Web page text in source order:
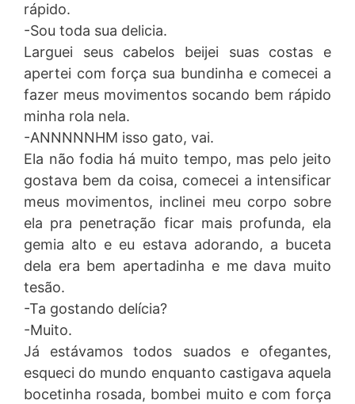
rápido.
-Sou toda sua delicia.
Larguei seus cabelos beijei suas costas e
apertei com força sua bundinha e comecei a
fazer meus movimentos socando bem rápido
minha rola nela.
-ANNNNNHM isso gato, vai.
Ela não fodia há muito tempo, mas pelo jeito
gostava bem da coisa, comecei a intensificar
meus movimentos, inclinei meu corpo sobre
ela pra penetração ficar mais profunda, ela
gemia alto e eu estava adorando, a buceta
dela era bem apertadinha e me dava muito
tesão.
-Ta gostando delícia?
-Muito.
Já estávamos todos suados e ofegantes,
esqueci do mundo enquanto castigava aquela
bocetinha rosada, bombei muito e com força